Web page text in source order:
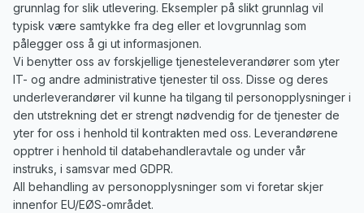
grunnlag for slik utlevering. Eksempler på slikt grunnlag vil
typisk være samtykke fra deg eller et lovgrunnlag som
pålegger oss å gi ut informasjonen.
Vi benytter oss av forskjellige tjenesteleverandører som yter
IT- og andre administrative tjenester til oss. Disse og deres
underleverandører vil kunne ha tilgang til personopplysninger i
den utstrekning det er strengt nødvendig for de tjenester de
yter for oss i henhold til kontrakten med oss. Leverandørene
opptrer i henhold til databehandleravtale og under vår
instruks, i samsvar med GDPR.
All behandling av personopplysninger som vi foretar skjer
innenfor EU/EØS-området.